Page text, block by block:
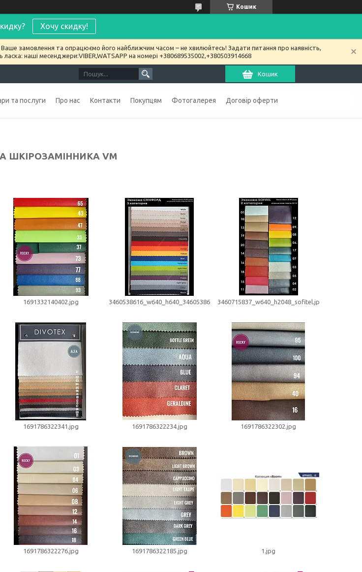
Кошик
Хочу скидку!
замовлення та опрацюємо його найближчим часом – не хвилюйтесь! Задати питання про наявність,
наші месенджери:VIBER,WATSAPP на номері +380689535002,+380503914668
Кошик
та послуги Про нас Контакти Покупцям Фотогалерея Договір оферти
ШКІРОЗАМІННИКА VM
1691332140402.jpg 3460538616_w640_h640_3460538616.jpg3460715837_w640_h2048_sofitel.jpg
1691786322341.jpg 1691786322234.jpg 1691786322302.jpg
1691786322276.jpg 1691786322185.jpg 1.jpg